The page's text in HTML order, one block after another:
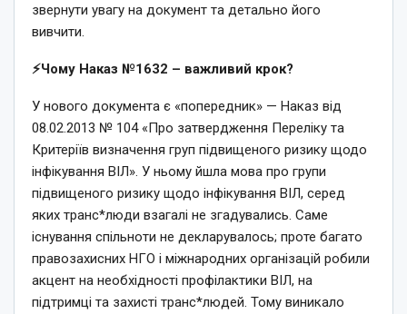
звернути увагу на документ та детально його
вивчити.
⚡️Чому Наказ №1632 – важливий крок?
У нового документа є «попередник» — Наказ від
08.02.2013 № 104 «Про затвердження Переліку та
Критеріїв визначення груп підвищеного ризику щодо
інфікування ВІЛ». У ньому йшла мова про групи
підвищеного ризику щодо інфікування ВІЛ, серед
яких транс*люди взагалі не згадувались. Саме
існування спільноти не декларувалось; проте багато
правозахисних НГО і міжнародних організацій робили
акцент на необхідності профілактики ВІЛ, на
підтримці та захисті транс*людей. Тому виникало